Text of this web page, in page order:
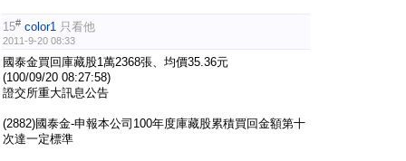
15# color1 只看他
2011-9-20 08:33
國泰金買回庫藏股1萬2368張、均價35.36元
(100/09/20 08:27:58)
證交所重大訊息公告
(2882)國泰金-申報本公司100年度庫藏股累積買回金額第十
次達一定標準